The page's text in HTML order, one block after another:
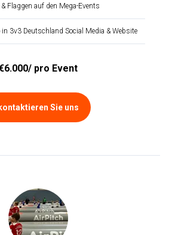
& Flaggen auf den Mega-Events
3v3 Deutschland Social Media & Website
pro Event
Sie uns